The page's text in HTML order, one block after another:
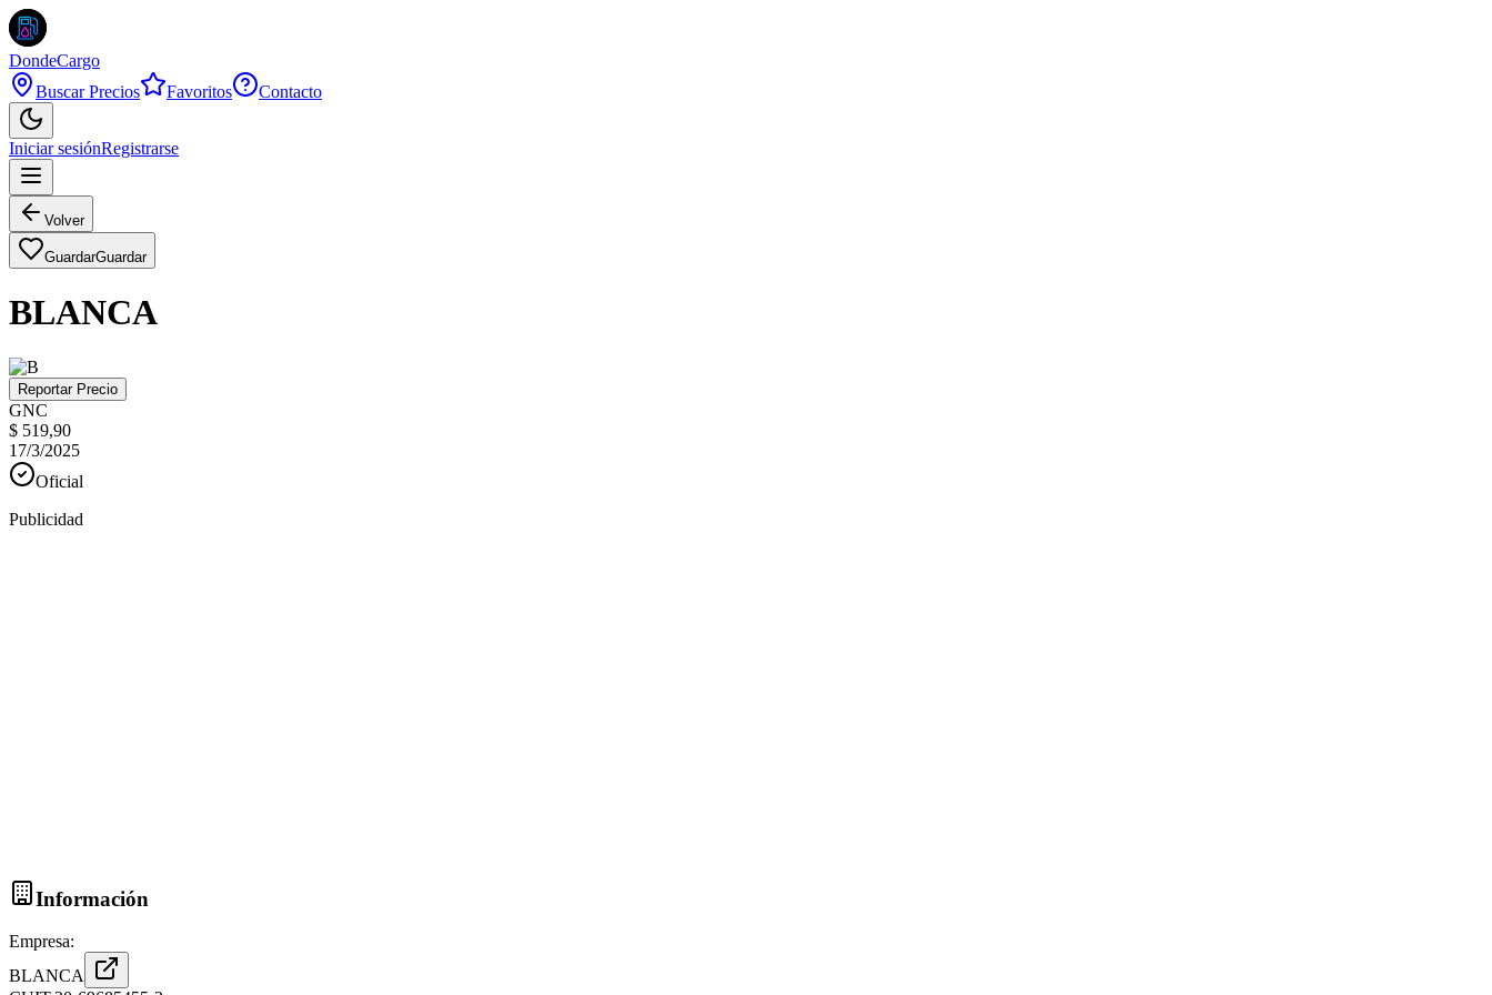
DondeCargo
Buscar Precios
Favoritos Contacto
Iniciar sesiónRegistrarse
Volver
GuardarGuardar
BLANCA
Reportar Precio
GNC
$ 519,90
17/3/2025
Oficial
Publicidad
Información
Empresa:
BLANCA